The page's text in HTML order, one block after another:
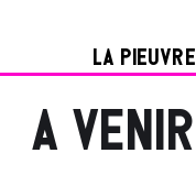
LA PIEUVRE
A venir